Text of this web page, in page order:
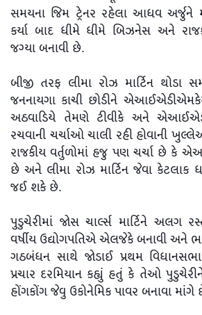
સમયના જિમ ટ્રેનર રહેલા આધવ અર્જુને
કર્યા બાદ ધીમે ધીમે બિઝનેસ અને
જગ્યા બનાવી છે.
બીજી તરફ લીમા રોઝ માર્ટિન થોડા
જનનાયગા કાચી છોડીને
અઠવાડિયે તેમણે ટીવીકે અને
રચવાની ચર્ચાઓ ચાલી રહી હોવાની
રાજકીય વર્તુળોમાં હજુ પણ ચર્ચા છે કે
છે અને લીમા રોઝ માર્ટિન જેવા કેટલાક
જઈ શકે છે.
પુડુચેરીમાં જોસ ચાર્લ્સ માર્ટિને અલગ
વર્ષીય ઉદ્યોગપતિએ એલજેકે બનાવી અને
ગઠબંધન સાથે જોડાઈ પ્રથમ
પ્રચાર દરમિયાન કહ્યું હતું કે તેઓ
હોંગકોંગ જેવુ ઉકોનેમિક પાવર બનાવા માંગે